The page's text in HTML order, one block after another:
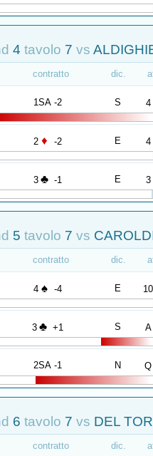
4 tavolo 7 vs
contratto dic.
1SA -2 S 4
2 ♦ -2 E 4
3 ♣ -1 E 3
5 tavolo 7 vs
contratto dic.
4 ♠ -4 E 10
3 ♣ +1 S A
2SA -1 N Q
6 tavolo 7 vs DEL
contratto dic.